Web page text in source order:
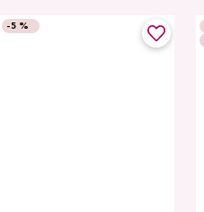
-5 %